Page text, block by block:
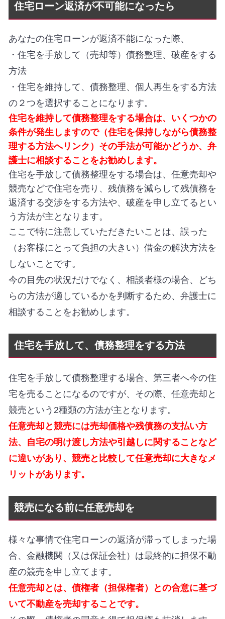
住宅ローン返済が不可能になったら
あなたの住宅ローンが返済不能になった際、
・住宅を手放して（売却等）債務整理、破産をする
方法
・住宅を維持して、債務整理、個人再生をする方法
の２つを選択することになります。
住宅を維持して債務整理をする場合は、いくつかの
条件が発生しますので（住宅を保持しながら債務整
理する方法へリンク）その手法が可能かどうか、弁
護士に相談することをお勧めします。
住宅を手放して債務整理をする場合は、任意売却や
競売などで住宅を売り、残債務を減らして残債務を
返済する交渉をする方法や、破産を申し立てるとい
う方法が主となります。
ここで特に注意していただきたいことは、誤った
（お客様にとって負担の大きい）借金の解決方法を
しないことです。
今の目先の状況だけでなく、相談者様の場合、どち
らの方法が適しているかを判断するため、弁護士に
相談することをお勧めします。
住宅を手放して、債務整理をする方法
住宅を手放して債務整理する場合、第三者へ今の住
宅を売ることになるのですが、その際、任意売却と
競売という2種類の方法が主となります。
任意売却と競売には売却価格や残債務の支払い方
法、自宅の明け渡し方法や引越しに関することなど
に違いがあり、競売と比較して任意売却に大きなメ
リットがあります。
競売になる前に任意売却を
様々な事情で住宅ローンの返済が滞ってしまった場
合、金融機関（又は保証会社）は最終的に担保不動
産の競売を申し立てます。
任意売却とは、債権者（担保権者）との合意に基づ
いて不動産を売却することです。